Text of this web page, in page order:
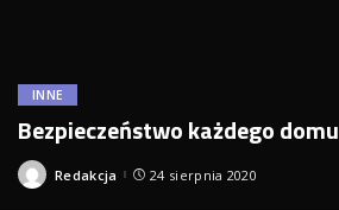
INNE
Bezpieczeństwo każdego domu
Posted
Redakcja 24 sierpnia 2020